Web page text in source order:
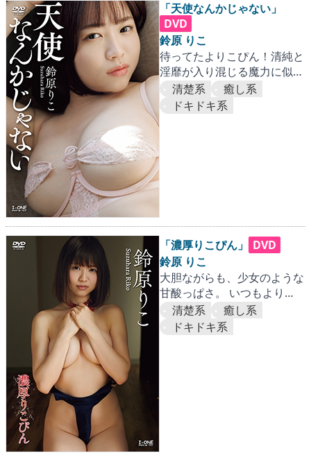
「天使なんかじゃない」
DVD
鈴原 りこ
待ってたよりこぴん！清純と
淫靡が入り混じる魔力に似た
メルティボディ
清楚系
癒し系
ドキドキ系
「濃厚りこぴん」
DVD
鈴原 りこ
大胆ながらも、少女のような
甘酸っぱさ。 いつもより
120%増しの露出と色香に大
興奮!!
清楚系
癒し系
ドキドキ系